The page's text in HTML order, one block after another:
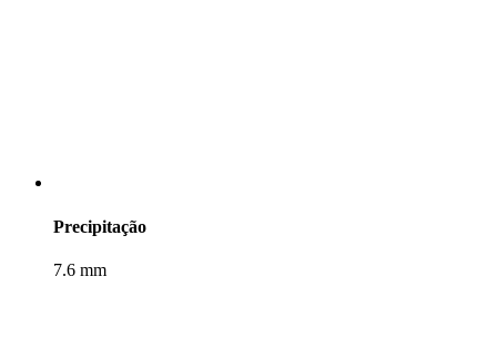
Precipitação
7.6 mm